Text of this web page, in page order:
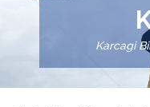
Karcagi